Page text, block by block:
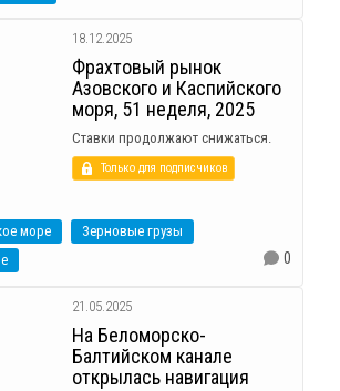
18.12.2025
Фрахтовый рынок
Азовского и Каспийского
моря, 51 неделя, 2025
Ставки продолжают снижаться.
Только для подписчиков
море
Зерновые грузы
0
21.05.2025
На Беломорско-
Балтийском канале
открылась навигация